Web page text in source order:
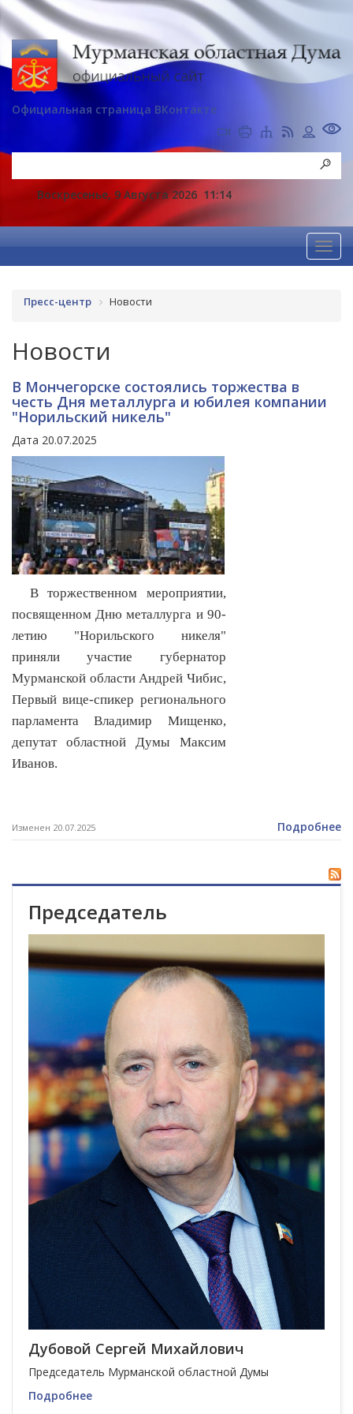
Официальная страница ВКонтакте
Воскресенье, 9 Августа 2026 11:14
Пресс-центр Новости
Новости
В Мончегорске состоялись торжества в
честь Дня металлурга и юбилея компании
"Норильский никель"
Дата 20.07.2025
В торжественном мероприятии,
посвященном Дню металлурга и 90-
летию "Норильского никеля"
приняли участие губернатор
Мурманской области Андрей Чибис,
Первый вице-спикер регионального
парламента Владимир Мищенко,
депутат областной Думы Максим
Иванов.
Изменен 20.07.2025 Подробнее
Председатель
Дубовой Сергей Михайлович
Председатель Мурманской областной Думы
Подробнее